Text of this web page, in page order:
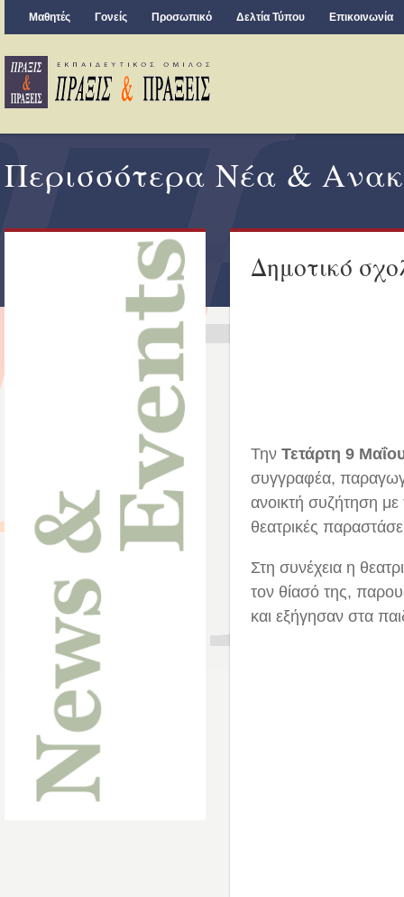
Μαθητές Γονείς Προσωπικό Δελτία Τύπου Επικοινωνία
Περισσότερα Νέα &
Δημοτικό
Την Τετάρτη 9
συγγραφέα,
ανοικτή συζήτηση με
θεατρικές
Στη συνέχεια η
τον θίασό της,
και εξήγησαν στα